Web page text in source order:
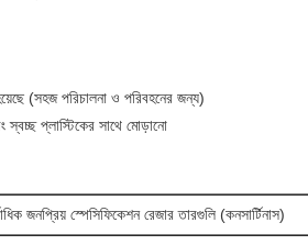
(সহজ পরিচালনা ও পরিবহনের জন্য)
প্লাস্টিকের সাথে মোড়ানো
জনপ্রিয় স্পেসিফিকেশন রেজার তারগুলি (কনসার্টিনাস)